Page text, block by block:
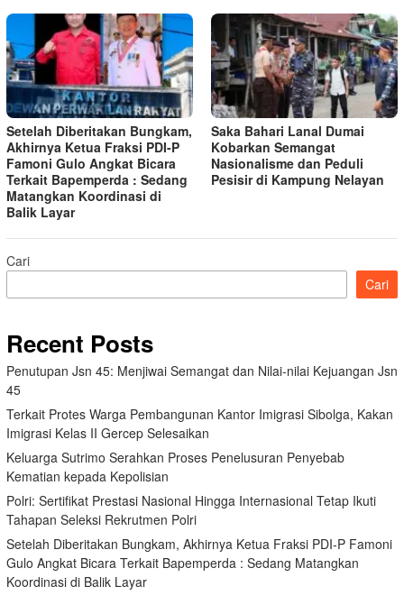
Setelah Diberitakan Bungkam,
Akhirnya Ketua Fraksi PDI-P
Famoni Gulo Angkat Bicara
Terkait Bapemperda : Sedang
Matangkan Koordinasi di
Balik Layar
Saka Bahari Lanal Dumai
Kobarkan Semangat
Nasionalisme dan Peduli
Pesisir di Kampung Nelayan
Cari
Cari
Recent Posts
Penutupan Jsn 45: Menjiwai Semangat dan Nilai-nilai Kejuangan Jsn
45
Terkait Protes Warga Pembangunan Kantor Imigrasi Sibolga, Kakan
Imigrasi Kelas II Gercep Selesaikan
Keluarga Sutrimo Serahkan Proses Penelusuran Penyebab
Kematian kepada Kepolisian
Polri: Sertifikat Prestasi Nasional Hingga Internasional Tetap Ikuti
Tahapan Seleksi Rekrutmen Polri
Setelah Diberitakan Bungkam, Akhirnya Ketua Fraksi PDI-P Famoni
Gulo Angkat Bicara Terkait Bapemperda : Sedang Matangkan
Koordinasi di Balik Layar